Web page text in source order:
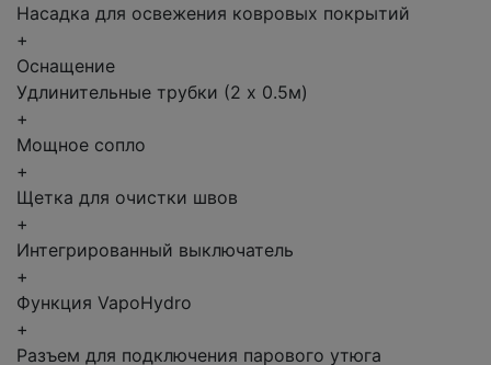
Насадка для освежения ковровых покрытий
+
Оснащение
Удлинительные трубки (2 x 0.5м)
+
Мощное сопло
+
Щетка для очистки швов
+
Интегрированный выключатель
+
Функция VapoHydro
+
Разъем для подключения парового утюга